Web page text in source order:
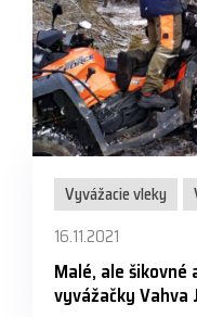
Vyvážacie vleky
16.11.2021
Malé, ale
vyvážačky Vahva